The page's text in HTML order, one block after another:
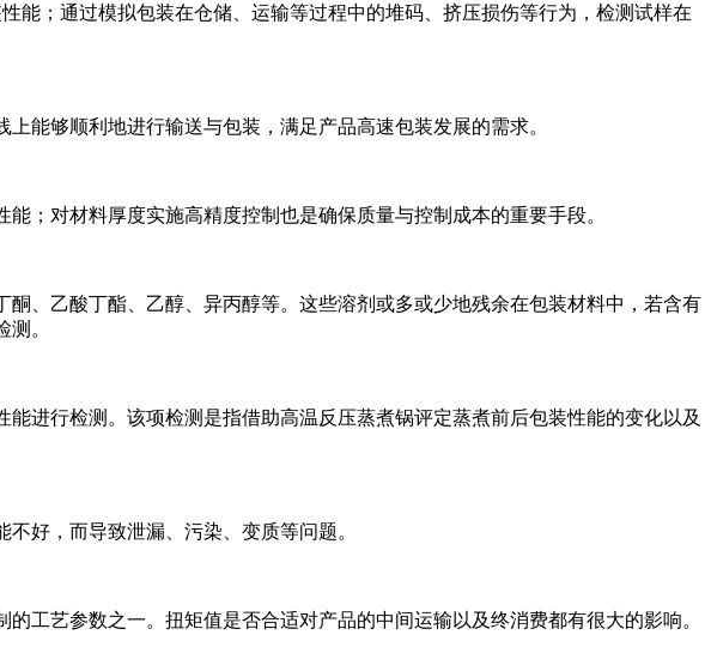
能；通过模拟包装在仓储、运输等过程中的堆码、挤压损伤等行为，检测试样在
能够顺利地进行输送与包装，满足产品高速包装发展的需求。
；对材料厚度实施高精度控制也是确保质量与控制成本的重要手段。
、乙酸丁酯、乙醇、异丙醇等。这些溶剂或多或少地残余在包装材料中，若含有
。
进行检测。该项检测是指借助高温反压蒸煮锅评定蒸煮前后包装性能的变化以及
好，而导致泄漏、污染、变质等问题。
工艺参数之一。扭矩值是否合适对产品的中间运输以及终消费都有很大的影响。